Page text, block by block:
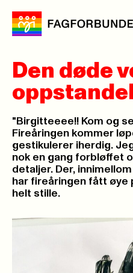
Den døde
"Birgitteeee!! Kom og
Fireåringen kommer
gestikulerer iherdig.
nok en gang forbløffet
detaljer. Der,
har fireåringen fått øye
helt stille.